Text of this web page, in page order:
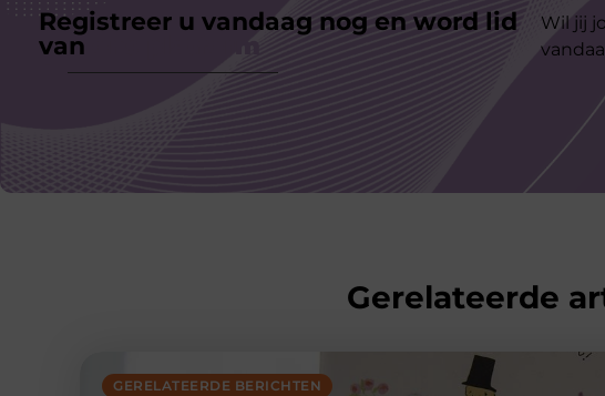
Registreer u vandaag nog en word lid
van
Wil jij
Gerelateerde
GERELATEERDE BERICHTEN